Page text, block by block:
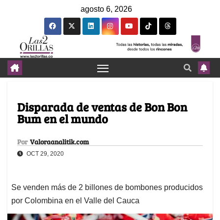
agosto 6, 2026
Disparada de ventas de Bon Bon
Bum en el mundo
Por Valoraanalitik.com
OCT 29, 2020
Se venden más de 2 billones de bombones producidos
por Colombina en el Valle del Cauca